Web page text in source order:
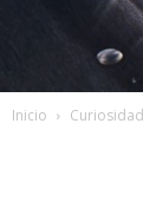
Inicio